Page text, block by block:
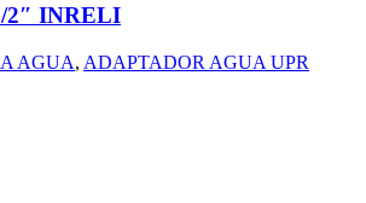
2″ INRELI
AGUA, ADAPTADOR AGUA UPR